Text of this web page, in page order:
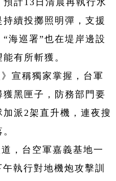
計13日清晨再執行水
續投擲照明彈，支援
海巡署”也在堤岸邊設
有所斬獲。
宣稱獨家掌握，台軍
黑匣子，防務部門要
派2架直升機，連夜搜
，台空軍嘉義基地一
執行對地機炮攻擊訓